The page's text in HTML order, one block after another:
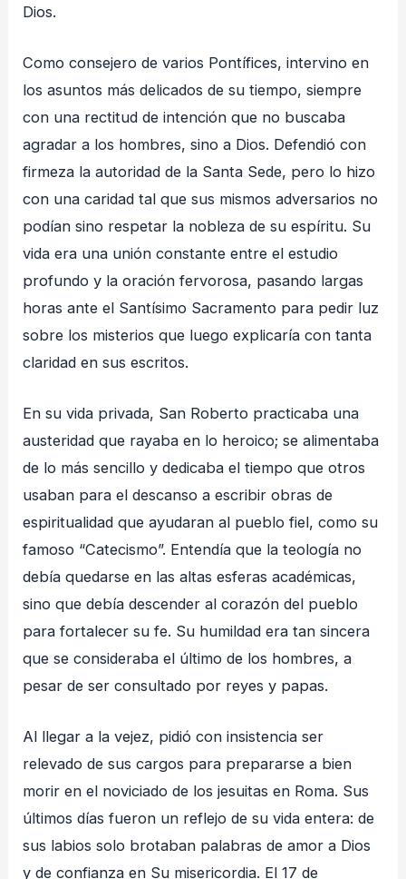
Dios.
Como consejero de varios Pontífices, intervino en
los asuntos más delicados de su tiempo, siempre
con una rectitud de intención que no buscaba
agradar a los hombres, sino a Dios. Defendió con
firmeza la autoridad de la Santa Sede, pero lo hizo
con una caridad tal que sus mismos adversarios no
podían sino respetar la nobleza de su espíritu. Su
vida era una unión constante entre el estudio
profundo y la oración fervorosa, pasando largas
horas ante el Santísimo Sacramento para pedir luz
sobre los misterios que luego explicaría con tanta
claridad en sus escritos.
En su vida privada, San Roberto practicaba una
austeridad que rayaba en lo heroico; se alimentaba
de lo más sencillo y dedicaba el tiempo que otros
usaban para el descanso a escribir obras de
espiritualidad que ayudaran al pueblo fiel, como su
famoso “Catecismo”. Entendía que la teología no
debía quedarse en las altas esferas académicas,
sino que debía descender al corazón del pueblo
para fortalecer su fe. Su humildad era tan sincera
que se consideraba el último de los hombres, a
pesar de ser consultado por reyes y papas.
Al llegar a la vejez, pidió con insistencia ser
relevado de sus cargos para prepararse a bien
morir en el noviciado de los jesuitas en Roma. Sus
últimos días fueron un reflejo de su vida entera: de
sus labios solo brotaban palabras de amor a Dios
y de confianza en Su misericordia. El 17 de